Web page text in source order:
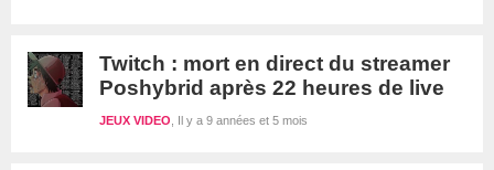
Twitch : mort en direct du streamer
Poshybrid après 22 heures de live
Il y a 9 années et 5 mois
JEUX VIDEO